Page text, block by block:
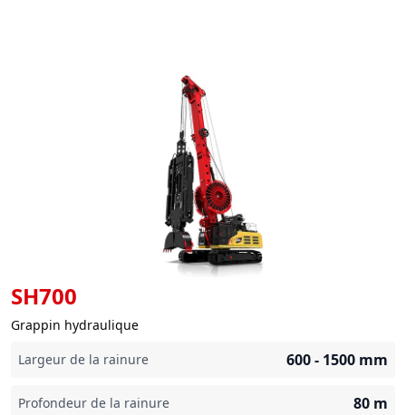
SH700
Grappin hydraulique
Largeur de la rainure
600 - 1500 mm
Profondeur de la rainure 80 m